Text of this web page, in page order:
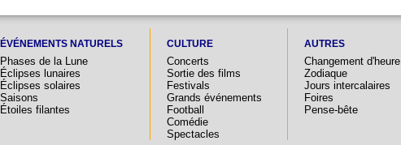
ÉVÉNEMENTS NATURELS
Phases de la Lune
Éclipses lunaires
Éclipses solaires
Saisons
Étoiles filantes
CULTURE
Concerts
Sortie des films
Festivals
Grands événements
Football
Comédie
Spectacles
AUTRES
Changement d'heure
Zodiaque
Jours intercalaires
Foires
Pense-bête